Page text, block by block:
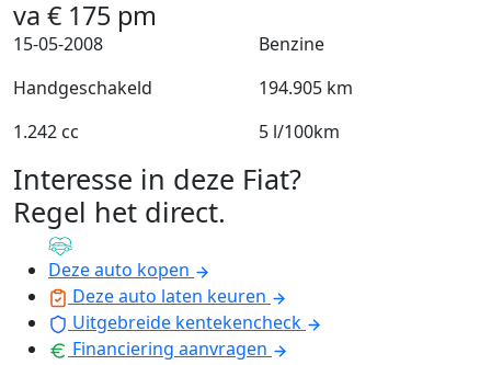
va € 175 pm
15-05-2008
Benzine
Handgeschakeld
194.905 km
1.242 cc
5 l/100km
Interesse in deze Fiat?
Regel het direct.
Deze auto kopen
Deze auto laten keuren
Uitgebreide kentekencheck
Financiering aanvragen